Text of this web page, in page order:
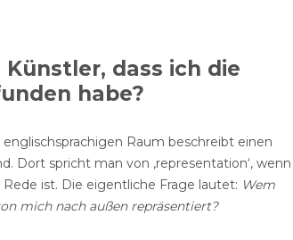
dass ich die
habe?
Raum beschreibt einen
Dort spricht man von ‚representation‘, wenn
ist. Die eigentliche Frage lautet: Wem
mich nach außen repräsentiert?